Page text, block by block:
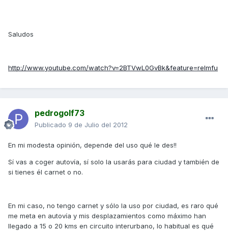
Saludos
http://www.youtube.com/watch?v=2BTVwL0GvBk&feature=relmfu
pedrogolf73
Publicado 9 de Julio del 2012
En mi modesta opinión, depende del uso qué le des!!
Sí vas a coger autovía, sí solo la usarás para ciudad y también de
si tienes él carnet o no.
En mi caso, no tengo carnet y sólo la uso por ciudad, es raro qué
me meta en autovía y mis desplazamientos como máximo han
llegado a 15 o 20 kms en circuito interurbano, lo habitual es qué